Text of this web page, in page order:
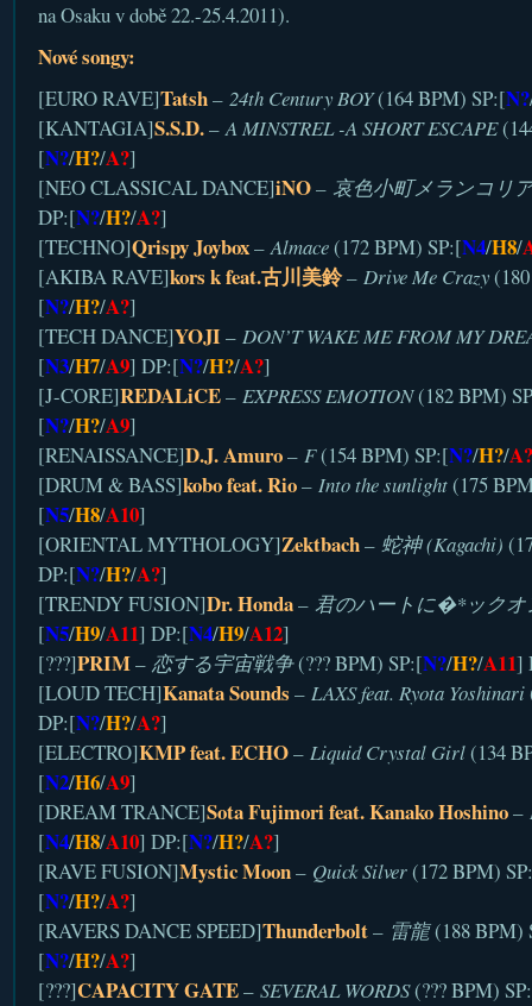
na Osaku v době 22.-25.4.2011).
Nové songy:
[EURO RAVE]Tatsh– 24th Century BOY(164 BPM) SP:[N?
[KANTAGIA]S.S.D.–A MINSTREL -A SHORT ESCAPE
[N?/H?/A?]
[NEO CLASSICAL DANCE]iNO– 哀色小町メランコリ
DP:[N?/H?/A?]
[TECHNO]Qrispy Joybox–Almace(172 BPM) SP:[N4/H8/
[AKIBA RAVE]kors k feat.古川美鈴– Drive Me Crazy
[N?/H?/A?]
[TECH DANCE]YOJI– DON’T WAKE ME FROM MY
[N3/H7/A9] DP:[N?/H?/A?]
[J-CORE]REDALiCE– EXPRESS EMOTION(182 BPM)
[N?/H?/A9]
[RENAISSANCE]D.J. Amuro– F(154 BPM) SP:[N?/H?/A?
[DRUM & BASS]kobo feat. Rio– Into the sunlight(175
[N5/H8/A10]
[ORIENTAL MYTHOLOGY]Zektbach– 蛇神 (Kagachi)
DP:[N?/H?/A?]
[TRENDY FUSION]Dr. Honda– 君のハートに�*ックオ
[N5/H9/A11] DP:[N4/H9/A12]
[???]PRIM– 恋する宇宙戦争(??? BPM) SP:[N?/H?/A11]
[LOUD TECH]Kanata Sounds – LAXS feat. Ryota Yoshinari
DP:[N?/H?/A?]
[ELECTRO]KMP feat. ECHO– Liquid Crystal Girl(134
[N2/H6/A9]
[DREAM TRANCE]Sota Fujimori feat. Kanako Hoshino–
[N4/H8/A10] DP:[N?/H?/A?]
[RAVE FUSION]Mystic Moon– Quick Silver(172 BPM)
[N?/H?/A?]
[RAVERS DANCE SPEED]Thunderbolt– 雷龍(188 BPM)
[N?/H?/A?]
[???]CAPACITY GATE– SEVERAL WORDS(??? BPM)